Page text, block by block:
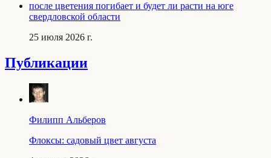
после цветения погибает и будет ли расти на юге
свердловской области
25 июля 2026 г.
Публикации
Филипп Альберов
Флоксы: садовый цвет августа